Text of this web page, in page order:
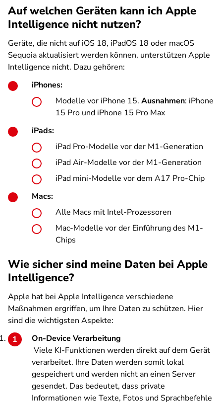
Auf welchen Geräten kann ich Apple
Intelligence nicht nutzen?
Geräte, die nicht auf iOS 18, iPadOS 18 oder macOS
Sequoia aktualisiert werden können, unterstützen Apple
Intelligence nicht. Dazu gehören:
iPhones:
Modelle vor iPhone 15. Ausnahmen: iPhone
15 Pro und iPhone 15 Pro Max
iPads:
iPad Pro-Modelle vor der M1-Generation
iPad Air-Modelle vor der M1-Generation
iPad mini-Modelle vor dem A17 Pro-Chip
Macs:
Alle Macs mit Intel-Prozessoren
Mac-Modelle vor der Einführung des M1-
Chips
Wie sicher sind meine Daten bei Apple
Intelligence?
Apple hat bei Apple Intelligence verschiedene
Maßnahmen ergriffen, um Ihre Daten zu schützen. Hier
sind die wichtigsten Aspekte:
On-Device Verarbeitung
Viele KI-Funktionen werden direkt auf dem Gerät
verarbeitet. Ihre Daten werden somit lokal
gespeichert und werden nicht an einen Server
gesendet. Das bedeutet, dass private
Informationen wie Texte, Fotos und Sprachbefehle